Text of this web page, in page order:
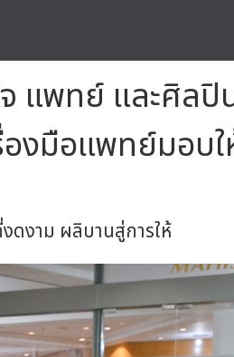
พทย์ และศิลปิ
งมือแพทย์มอบ
ดงาม ผลิบานสู่การให้